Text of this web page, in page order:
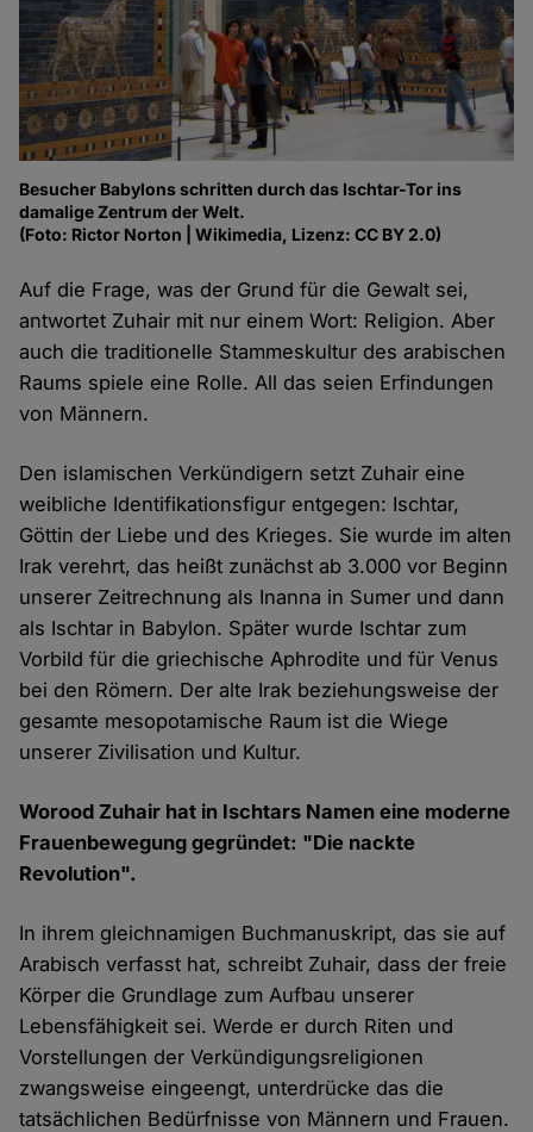
Besucher Babylons schritten durch das Ischtar-Tor ins
damalige Zentrum der Welt.
(Foto: Rictor Norton | Wikimedia, Lizenz: CC BY 2.0)
Auf die Frage, was der Grund für die Gewalt sei,
antwortet Zuhair mit nur einem Wort: Religion. Aber
auch die traditionelle Stammeskultur des arabischen
Raums spiele eine Rolle. All das seien Erfindungen
von Männern.
Den islamischen Verkündigern setzt Zuhair eine
weibliche Identifikationsfigur entgegen: Ischtar,
Göttin der Liebe und des Krieges. Sie wurde im alten
Irak verehrt, das heißt zunächst ab 3.000 vor Beginn
unserer Zeitrechnung als Inanna in Sumer und dann
als Ischtar in Babylon. Später wurde Ischtar zum
Vorbild für die griechische Aphrodite und für Venus
bei den Römern. Der alte Irak beziehungsweise der
gesamte mesopotamische Raum ist die Wiege
unserer Zivilisation und Kultur.
Worood Zuhair hat in Ischtars Namen eine moderne
Frauenbewegung gegründet: "Die nackte
Revolution".
In ihrem gleichnamigen Buchmanuskript, das sie auf
Arabisch verfasst hat, schreibt Zuhair, dass der freie
Körper die Grundlage zum Aufbau unserer
Lebensfähigkeit sei. Werde er durch Riten und
Vorstellungen der Verkündigungsreligionen
zwangsweise eingeengt, unterdrücke das die
tatsächlichen Bedürfnisse von Männern und Frauen.